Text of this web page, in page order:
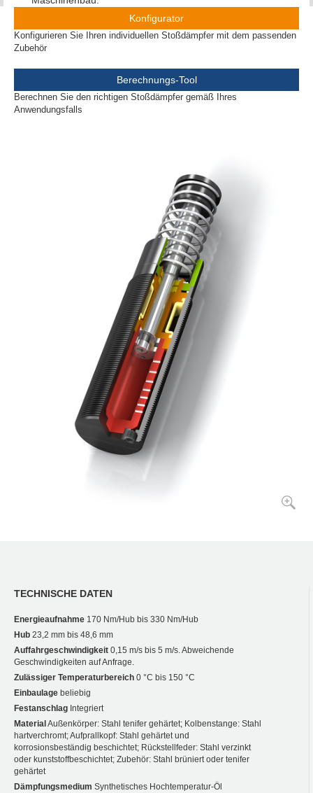
Konfigurator
Konfigurieren Sie Ihren individuellen Stoßdämpfer mit dem passenden
Zubehör
Berechnungs-Tool
Berechnen Sie den richtigen Stoßdämpfer gemäß Ihres
Anwendungsfalls
TECHNISCHE DATEN
Energieaufnahme 170 Nm/Hub bis 330 Nm/Hub
Hub 23,2 mm bis 48,6 mm
Auffahrgeschwindigkeit 0,15 m/s bis 5 m/s. Abweichende
Geschwindigkeiten auf Anfrage.
Zulässiger Temperaturbereich 0 °C bis 150 °C
Einbaulage beliebig
Festanschlag Integriert
MaterialAußenkörper: Stahl tenifer gehärtet; Kolbenstange: Stahl
hartverchromt; Aufprallkopf: Stahl gehärtet und
korrosionsbeständig beschichtet; Rückstellfeder: Stahl verzinkt
oder kunststoffbeschichtet; Zubehör: Stahl brüniert oder tenifer
gehärtet
Dämpfungsmedium Synthetisches Hochtemperatur-Öl